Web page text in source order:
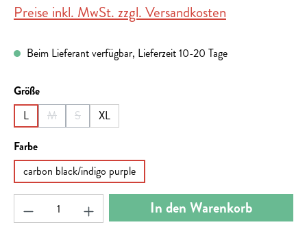
Preise inkl. MwSt. zzgl. Versandkosten
Beim Lieferant verfügbar, Lieferzeit 10-20 Tage
Größeauswählen
L
M
(Diese Option ist zurzeit nicht verfügbar.)
S
(Diese Option ist zurzeit nicht verfügbar.)
XL
Farbeauswählen
carbon black/indigo purple
Produkt Anzahl: Gib den gewünschten Wert ein
In den Warenkorb